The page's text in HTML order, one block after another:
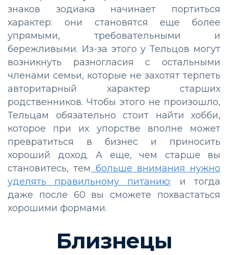
знаков зодиака начинает портиться
характер: они становятся еще более
упрямыми, требовательными и
бережливыми. Из-за этого у Тельцов могут
возникнуть разногласия с остальными
членами семьи, которые не захотят терпеть
авторитарный характер старших
родственников. Чтобы этого не произошло,
Тельцам обязательно стоит найти хобби,
которое при их упорстве вполне может
превратиться в бизнес и приносить
хороший доход. А еще, чем старше вы
становитесь, тем больше внимания нужно
уделять правильному питанию: и тогда
даже после 60 вы сможете похвастаться
хорошими формами.
Близнецы